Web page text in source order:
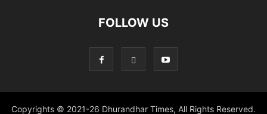
FOLLOW US
Copyrights © 2021-26 Dhurandhar Times, All Rights Reserved.